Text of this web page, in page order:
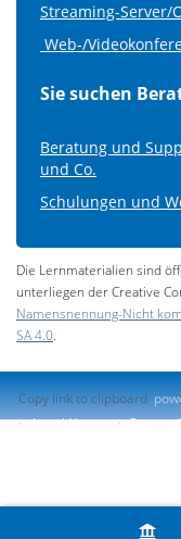
Streaming-Server/
Web-/
Sie suchen
Beratung und
und Co.
Schulungen und
Die Lernmaterialien sind
unterliegen der Creative
Namensnennung-Nicht
SA 4.0.
Copy link to clipboard
Legal Notice
Contact